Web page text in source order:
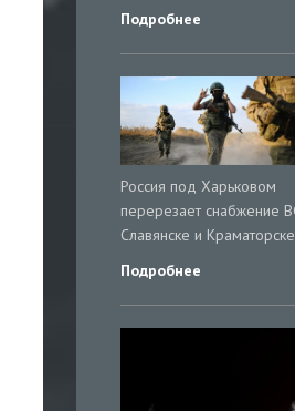
Подробнее
Россия под Харьковом
перерезает снабжение
Славянске и Краматорске
Подробнее